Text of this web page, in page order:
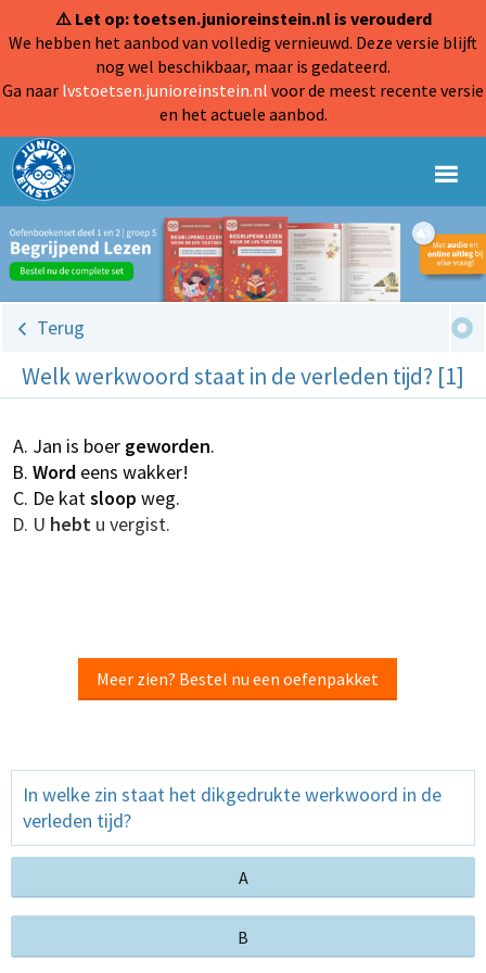
⚠️ Let op: toetsen.junioreinstein.nl is verouderd
We hebben het aanbod van volledig vernieuwd. Deze versie blijft
nog wel beschikbaar, maar is gedateerd.
Ga naar lvstoetsen.junioreinstein.nl voor de meest recente versie
en het actuele aanbod.
Terug
Welk werkwoord staat in de verleden tijd? [1]
Jan is boer geworden.
Word eens wakker!
De kat sloop weg.
U hebt u vergist.
Meer zien? Bestel nu een oefenpakket
In welke zin staat het dikgedrukte werkwoord in de
verleden tijd?
A
B